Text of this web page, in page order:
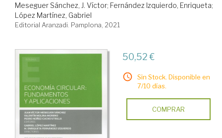
Meseguer Sánchez, J. Víctor; Fernández Izquierdo, Enriqueta;
López Martínez, Gabriel
Editorial Aranzadi. Pamplona, 2021
50,52 €
Sin Stock. Disponible en
7/10 días.
COMPRAR